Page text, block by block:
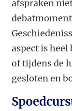
afspraken
aspect is
of tijdens de
gesloten en